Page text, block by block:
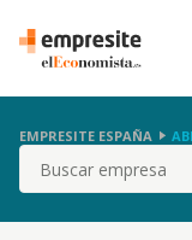
EMPRESITE ESPAÑA
Buscar